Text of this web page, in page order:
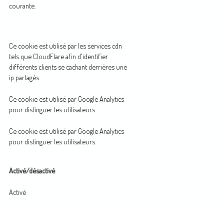
courante.
Ce cookie est utilisé par les services cdn
tels que CloudFlare afin d'identifier
différents clients se cachant derrières une
ip partagés.
Ce cookie est utilisé par Google Analytics
pour distinguer les utilisateurs.
Ce cookie est utilisé par Google Analytics
pour distinguer les utilisateurs.
Activé/désactivé
Activé